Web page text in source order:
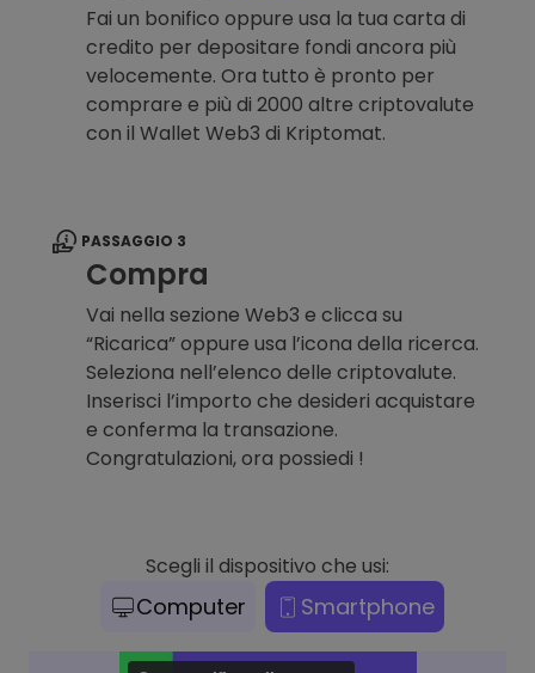
Fai un bonifico oppure usa la tua carta di
credito per depositare fondi ancora più
velocemente. Ora tutto è pronto per
comprare e più di 2000 altre criptovalute
con il Wallet Web3 di Kriptomat.
PASSAGGIO 3
Compra
Vai nella sezione Web3 e clicca su
“Ricarica” oppure usa l’icona della ricerca.
Seleziona nell’elenco delle criptovalute.
Inserisci l’importo che desideri acquistare
e conferma la transazione.
Congratulazioni, ora possiedi !
Scegli il dispositivo che usi:
Computer Smartphone